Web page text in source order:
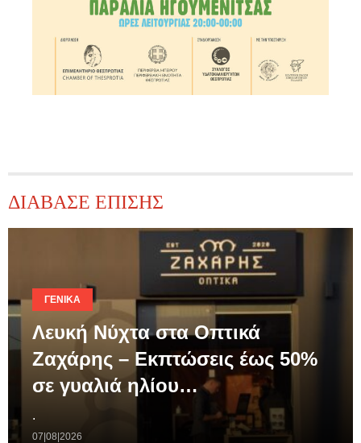
ΔΙΑΒΑΣΕ ΕΠΙΣΗΣ
ΓΕΝΙΚΆ
Λευκή Νύχτα στα Οπτικά
Ζαχάρης – Εκπτώσεις έως 50%
σε γυαλιά ηλίου…
.
07|08|2026